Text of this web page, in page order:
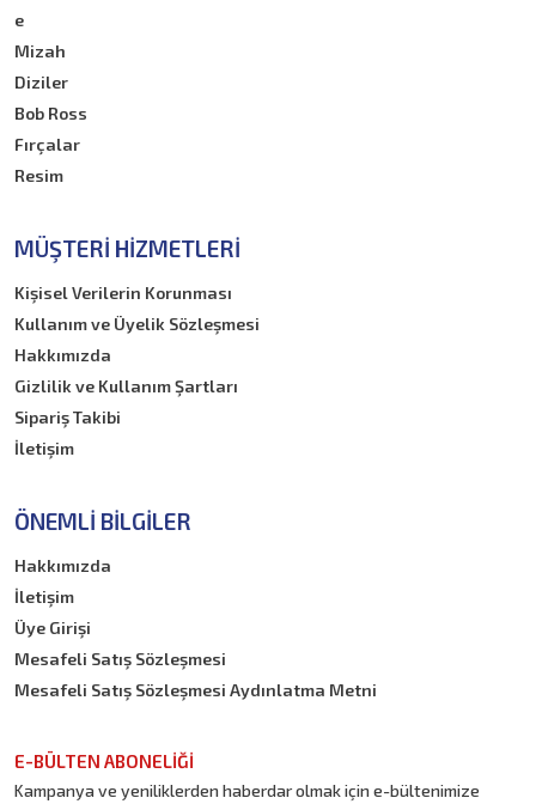
e
Mizah
Diziler
Bob Ross
Fırçalar
Resim
MÜŞTERI HIZMETLERI
Kişisel Verilerin Korunması
Kullanım ve Üyelik Sözleşmesi
Hakkımızda
Gizlilik ve Kullanım Şartları
Sipariş Takibi
İletişim
ÖNEMLI BILGILER
Hakkımızda
İletişim
Üye Girişi
Mesafeli Satış Sözleşmesi
Mesafeli Satış Sözleşmesi Aydınlatma Metni
E-BÜLTEN ABONELİĞİ
Kampanya ve yeniliklerden haberdar olmak için e-bültenimize